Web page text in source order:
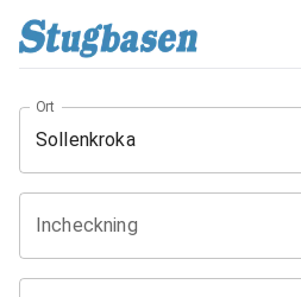
Ort
Incheckning